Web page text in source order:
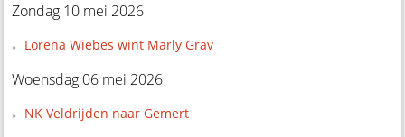
Zondag 10 mei 2026
Lorena Wiebes wint Marly Grav
Woensdag 06 mei 2026
NK Veldrijden naar Gemert